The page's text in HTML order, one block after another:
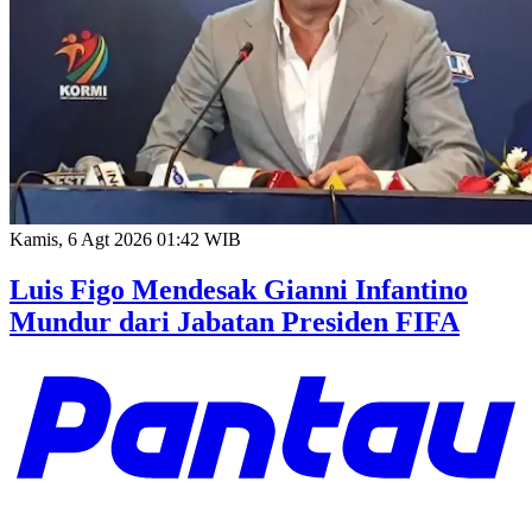
Kamis, 6 Agt 2026 01:42 WIB
Luis Figo Mendesak Gianni Infantino
Mundur dari Jabatan Presiden FIFA